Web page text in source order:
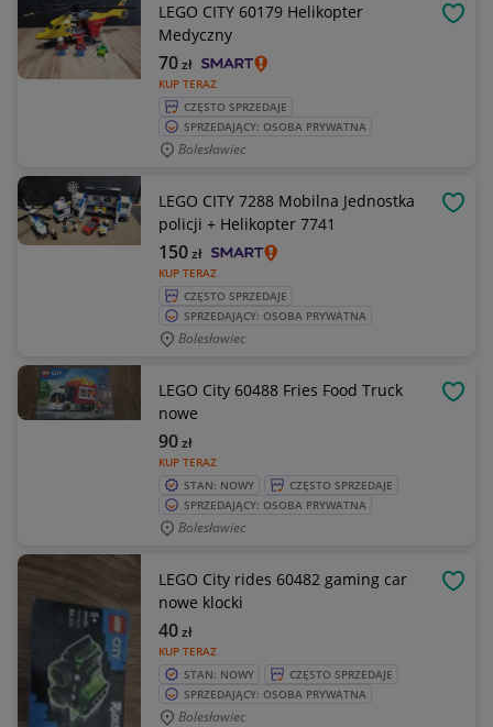
LEGO CITY 60179 Helikopter
Medyczny
KUP TERAZ
70zł
CZĘSTO SPRZEDAJE
SPRZEDAJĄCY: OSOBA PRYWATNA
Bolesławiec
LEGO CITY 7288 Mobilna Jednostka
policji + Helikopter 7741
KUP TERAZ
150zł
CZĘSTO SPRZEDAJE
SPRZEDAJĄCY: OSOBA PRYWATNA
Bolesławiec
LEGO City 60488 Fries Food Truck
nowe
KUP TERAZ
90zł
STAN: NOWY
CZĘSTO SPRZEDAJE
SPRZEDAJĄCY: OSOBA PRYWATNA
Bolesławiec
LEGO City rides 60482 gaming car
nowe klocki
KUP TERAZ
40zł
STAN: NOWY
CZĘSTO SPRZEDAJE
SPRZEDAJĄCY: OSOBA PRYWATNA
Bolesławiec